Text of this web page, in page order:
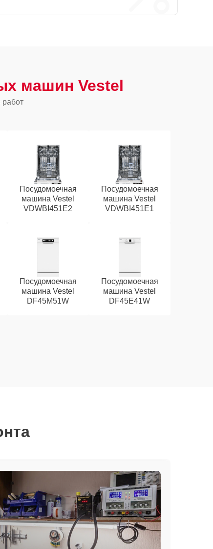
машин Vestel
работ
Посудомоечная
машина Vestel
VDWBI451E2
Посудомоечная
машина Vestel
VDWBI451E1
Посудомоечная
машина Vestel
DF45M51W
Посудомоечная
машина Vestel
DF45E41W